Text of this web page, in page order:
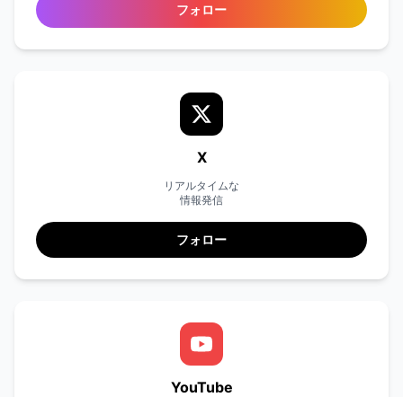
フォロー
X
リアルタイムな
情報発信
フォロー
YouTube